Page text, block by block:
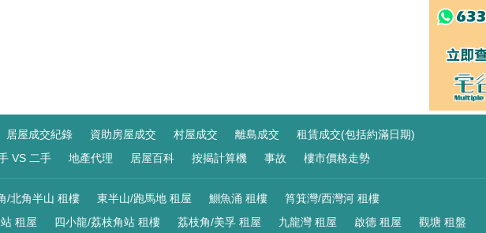
居屋成交紀錄 資助房屋成交 村屋成交 離島成交
租賃成交(包括約滿日期)
VS 二手 地產代理 居屋百科 按揭計算機 事故 樓市價格走勢
/北角半山 租樓 東半山/跑馬地 租屋 鰂魚涌 租樓
筲箕灣/西灣河 租樓
租屋 四小龍/荔枝角站 租樓 荔枝角/美孚 租屋 九龍灣 租屋 啟德 租屋 觀塘 租盤